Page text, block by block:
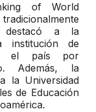
of World
destacó a la
institución de
el país por
Además, la
la Universidad
de Educación